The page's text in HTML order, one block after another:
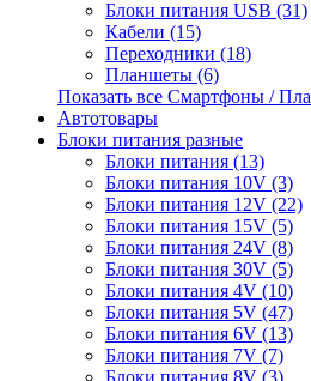
Блоки питания USB (31)
Кабели (15)
Переходники (18)
Планшеты (6)
Показать все Смартфоны /
Автотовары
Блоки питания разные
Блоки питания (13)
Блоки питания 10V (3)
Блоки питания 12V (22)
Блоки питания 15V (5)
Блоки питания 24V (8)
Блоки питания 30V (5)
Блоки питания 4V (10)
Блоки питания 5V (47)
Блоки питания 6V (13)
Блоки питания 7V (7)
Блоки питания 8V (3)